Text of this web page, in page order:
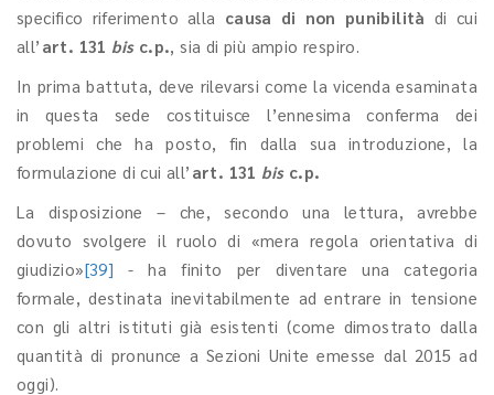
specifico riferimento alla causa di non punibilità di cui
all’ art. 131 bisc.p., sia di più ampio respiro.
In prima battuta, deve rilevarsi come la vicenda esaminata
in questa sede costituisce l’ennesima conferma dei
problemi che ha posto, fin dalla sua introduzione, la
formulazione di cui all’ art. 131 bisc.p.
La disposizione – che, secondo una lettura, avrebbe
dovuto svolgere il ruolo di «mera regola orientativa di
giudizio»[39] - ha finito per diventare una categoria
formale, destinata inevitabilmente ad entrare in tensione
con gli altri istituti già esistenti (come dimostrato dalla
quantità di pronunce a Sezioni Unite emesse dal 2015 ad
oggi).